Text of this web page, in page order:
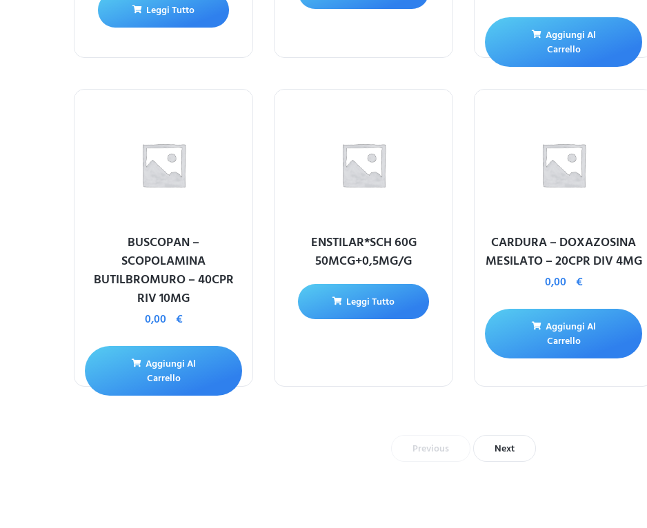
Leggi Tutto
Aggiungi Al
Carrello
BUSCOPAN –
SCOPOLAMINA
BUTILBROMURO – 40CPR
RIV 10MG
0,00 €
Aggiungi Al
Carrello
ENSTILAR*SCH 60G
50MCG+0,5MG/G
Leggi Tutto
CARDURA – DOXAZOSINA
MESILATO – 20CPR DIV 4MG
0,00 €
Aggiungi Al
Carrello
Previous Next